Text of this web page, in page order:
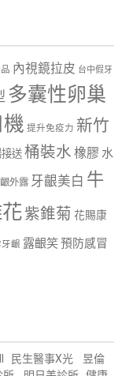
內視鏡拉皮 台中假牙
多囊性卵巢
提升免疫力 新竹
送 桶裝水 橡膠 水
外露 牙齦美白 牛
紫錐菊 花賜康
牙齦 露齦笑預防感冒
民生醫事X光
昱倫